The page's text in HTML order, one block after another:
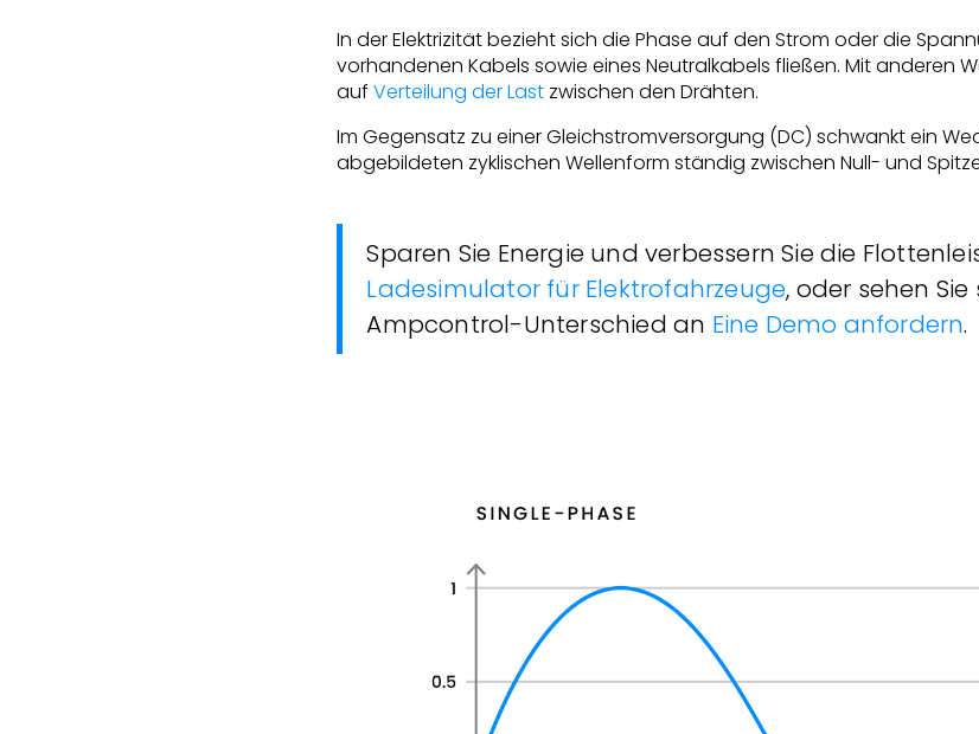
In der Elektrizität bezieht sich die Phase auf den Strom oder die
vorhandenen Kabels sowie eines Neutralkabels fließen. Mit anderen
aufVerteilung der Last zwischen den Drähten.
Im Gegensatz zu einer Gleichstromversorgung (DC) schwankt ein
abgebildeten zyklischen Wellenform ständig zwischen Null- und
Sparen Sie Energie und verbessern Sie die
Ladesimulator für Elektrofahrzeuge, oder sehen
Ampcontrol-Unterschied an Eine Demo anfordern.